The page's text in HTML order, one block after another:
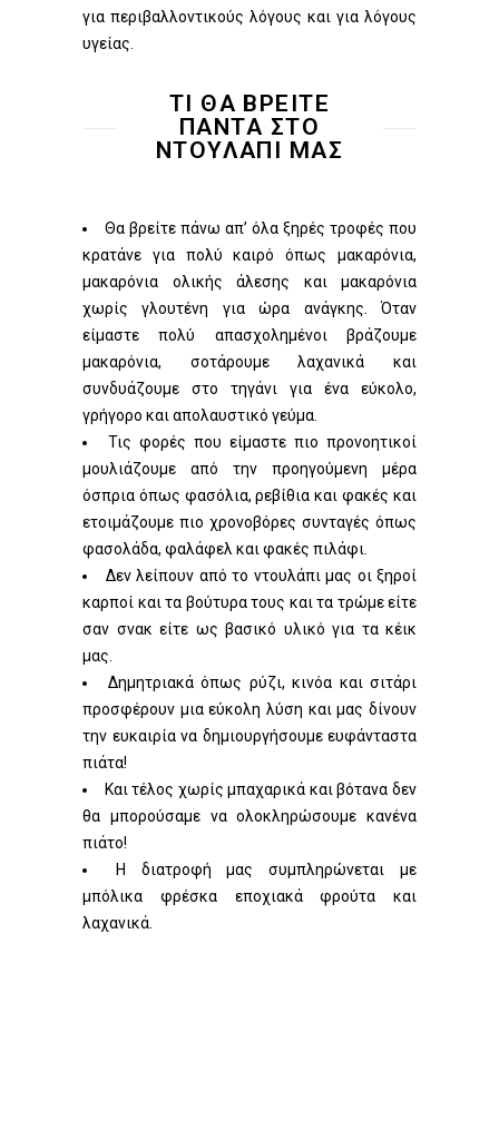
για περιβαλλοντικούς λόγους και για λόγους
υγείας.
ΤΙ ΘΑ ΒΡΕΙΤΕ
ΠΑΝΤΑ ΣΤΟ
ΝΤΟΥΛΑΠΙ ΜΑΣ
Θα βρείτε πάνω απ’ όλα ξηρές τροφές που
κρατάνε για πολύ καιρό όπως μακαρόνια,
μακαρόνια ολικής άλεσης και μακαρόνια
χωρίς γλουτένη για ώρα ανάγκης. Όταν
είμαστε πολύ απασχολημένοι βράζουμε
μακαρόνια, σοτάρουμε λαχανικά και
συνδυάζουμε στο τηγάνι για ένα εύκολο,
γρήγορο και απολαυστικό γεύμα.
Τις φορές που είμαστε πιο προνοητικοί
μουλιάζουμε από την προηγούμενη μέρα
όσπρια όπως φασόλια, ρεβίθια και φακές και
ετοιμάζουμε πιο χρονοβόρες συνταγές όπως
φασολάδα, φαλάφελ και φακές πιλάφι.
Δεν λείπουν από το ντουλάπι μας οι ξηροί
καρποί και τα βούτυρα τους και τα τρώμε είτε
σαν σνακ είτε ως βασικό υλικό για τα κέικ
μας.
Δημητριακά όπως ρύζι, κινόα και σιτάρι
προσφέρουν μια εύκολη λύση και μας δίνουν
την ευκαιρία να δημιουργήσουμε ευφάνταστα
πιάτα!
Και τέλος χωρίς μπαχαρικά και βότανα δεν
θα μπορούσαμε να ολοκληρώσουμε κανένα
πιάτο!
Η διατροφή μας συμπληρώνεται με
μπόλικα φρέσκα εποχιακά φρούτα και
λαχανικά.